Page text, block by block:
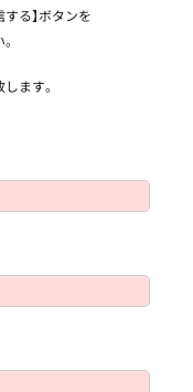
る】ボタンを
ます。